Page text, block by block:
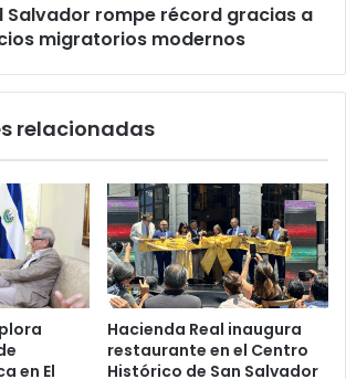
Salvador rompe récord gracias a
migratorios modernos
relacionadas
en El
Hacienda Real inaugura
restaurante en el Centro
Histórico de San Salvador